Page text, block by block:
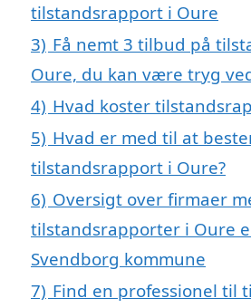
tilstandsrapport i Oure
3) Få nemt 3 tilbud på
Oure, du kan være tryg
4) Hvad koster
5) Hvad er med til at
tilstandsrapport i Oure?
6) Oversigt over firmaer
tilstandsrapporter i Oure
Svendborg kommune
7) Find en professionel til